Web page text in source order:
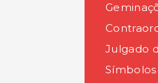
Julgado